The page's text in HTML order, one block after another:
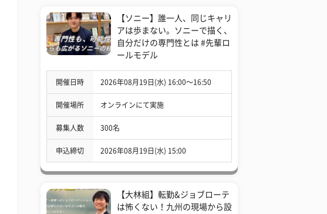
【ソニー】誰一人、同じキャリ
アは歩まない。ソニーで描く、
自分だけの専門性とは #先輩ロ
ールモデル
開催日時 2026年08月19日(水) 16:00〜16:50
開催場所 オンラインにて実施
募集人数 300名
申込締切 2026年08月19日(水) 15:00
【大林組】転勤&ジョブローテ
は怖くない！九州の現場から設